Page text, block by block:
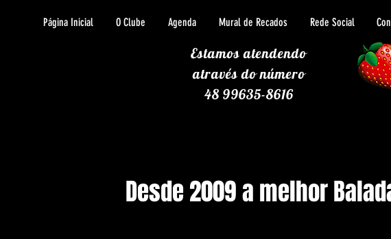
Página Inicial O Clube Agenda Mural de Recados Rede Social
Estamos atendendo
atravésdo número
48 99635-8616
Desde 2009 a melhor